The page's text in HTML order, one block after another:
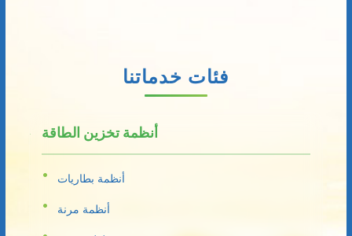
فئات خدماتنا
أنظمة تخزين الطاقة
أنظمة بطاريات
أنظمة مرنة